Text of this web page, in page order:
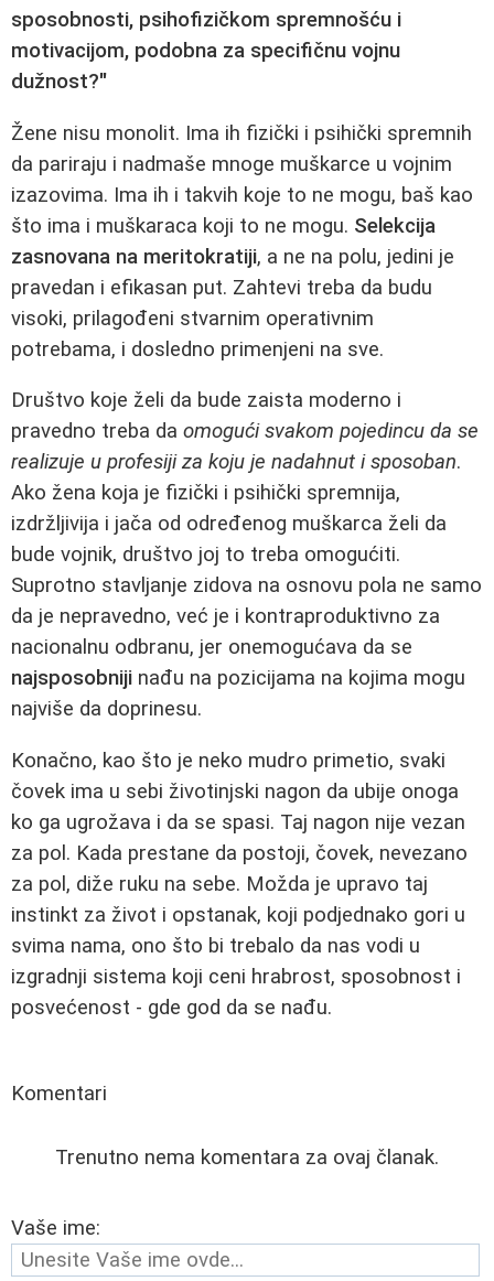
sposobnosti, psihofizičkom spremnošću i
motivacijom, podobna za specifičnu vojnu
dužnost?"
Žene nisu monolit. Ima ih fizički i psihički spremnih
da pariraju i nadmaše mnoge muškarce u vojnim
izazovima. Ima ih i takvih koje to ne mogu, baš kao
što ima i muškaraca koji to ne mogu. Selekcija
zasnovana na meritokratiji, a ne na polu, jedini je
pravedan i efikasan put. Zahtevi treba da budu
visoki, prilagođeni stvarnim operativnim
potrebama, i dosledno primenjeni na sve.
Društvo koje želi da bude zaista moderno i
pravedno treba da omogući svakom pojedincu da se
realizuje u profesiji za koju je nadahnut i sposoban.
Ako žena koja je fizički i psihički spremnija,
izdržljivija i jača od određenog muškarca želi da
bude vojnik, društvo joj to treba omogućiti.
Suprotno stavljanje zidova na osnovu pola ne samo
da je nepravedno, već je i kontraproduktivno za
nacionalnu odbranu, jer onemogućava da se
najsposobniji nađu na pozicijama na kojima mogu
najviše da doprinesu.
Konačno, kao što je neko mudro primetio, svaki
čovek ima u sebi životinjski nagon da ubije onoga
ko ga ugrožava i da se spasi. Taj nagon nije vezan
za pol. Kada prestane da postoji, čovek, nevezano
za pol, diže ruku na sebe. Možda je upravo taj
instinkt za život i opstanak, koji podjednako gori u
svima nama, ono što bi trebalo da nas vodi u
izgradnji sistema koji ceni hrabrost, sposobnost i
posvećenost - gde god da se nađu.
Komentari
Trenutno nema komentara za ovaj članak.
Vaše ime: